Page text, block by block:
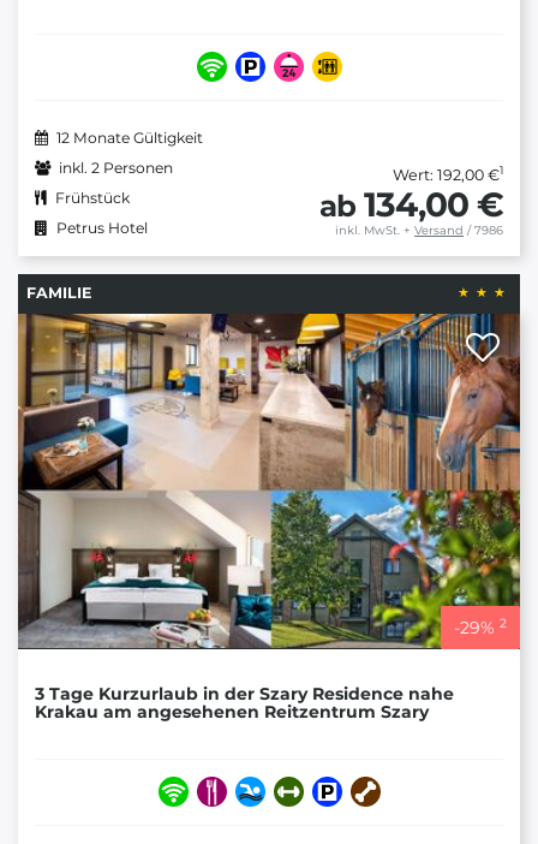
12 Monate Gültigkeit
inkl. 2 Personen
Frühstück
Petrus Hotel
Wert: 192,00 €1
ab 134,00 €
inkl. MwSt. + Versand / 7986
FAMILIE
-29% 2
3 Tage Kurzurlaub in der Szary Residence nahe
Krakau am angesehenen Reitzentrum Szary